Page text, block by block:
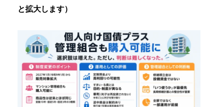
と拡大します）